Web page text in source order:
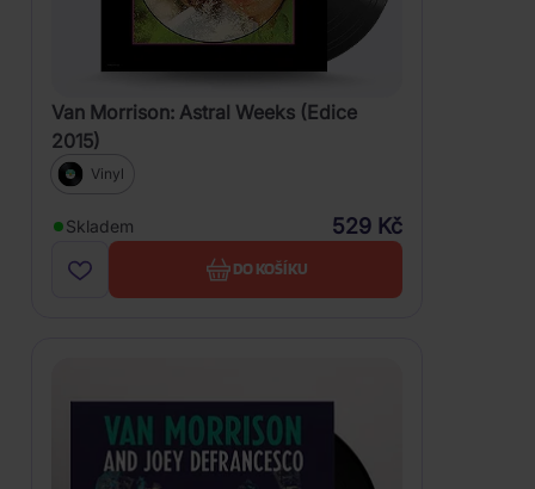
Van Morrison: Astral Weeks (Edice
2015)
Vinyl
Skladem 529 Kč
DO KOŠÍKU